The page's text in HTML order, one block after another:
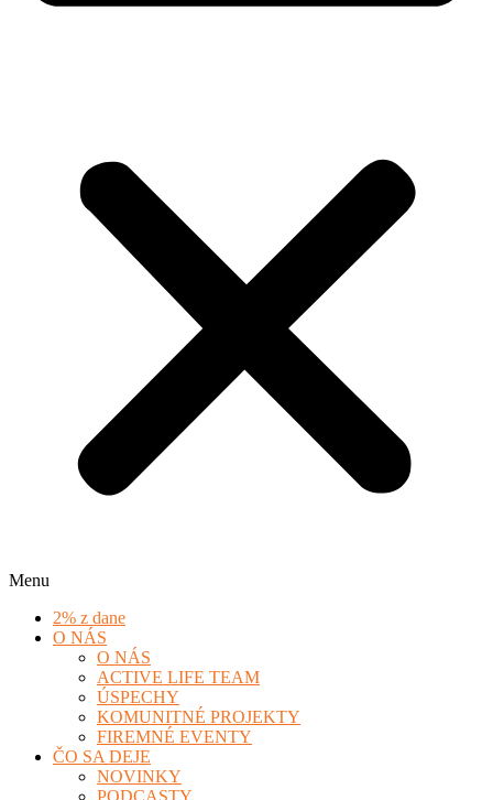
Menu
2% z dane
O NÁS
O NÁS
ACTIVE LIFE TEAM
ÚSPECHY
KOMUNITNÉ PROJEKTY
FIREMNÉ EVENTY
ČO SA DEJE
NOVINKY
PODCASTY